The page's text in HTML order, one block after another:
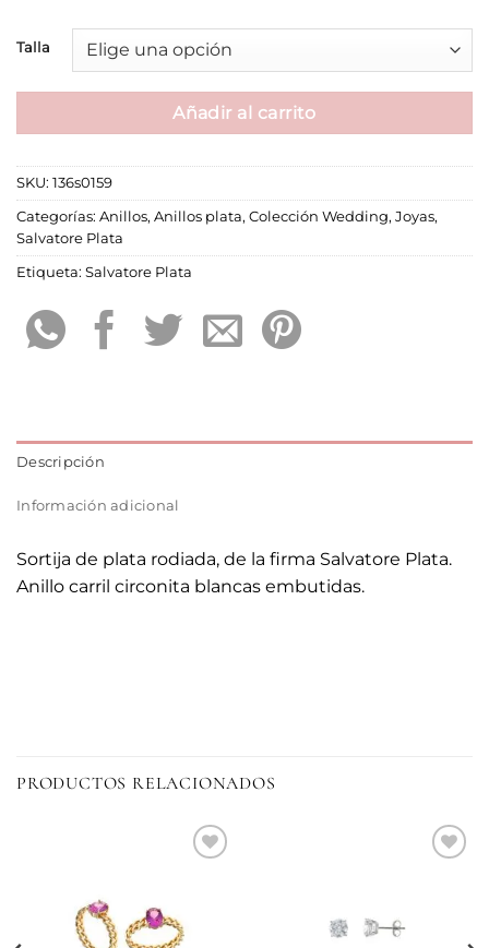
Talla
Añadir al carrito
SKU: 136s0159
Categorías: Anillos, Anillos plata, Colección Wedding, Joyas,
Salvatore Plata
Etiqueta: Salvatore Plata
Descripción
Información adicional
Sortija de plata rodiada, de la firma Salvatore Plata.
Anillo carril circonita blancas embutidas.
PRODUCTOS RELACIONADOS
deseos